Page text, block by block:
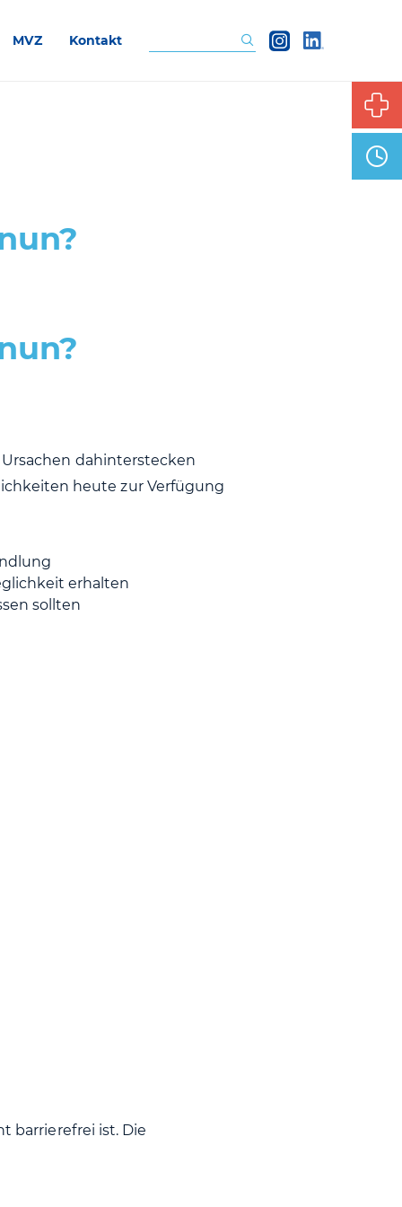
MVZ Kontakt
dahinterstecken
heute zur Verfügung
erhalten
sollten
barrierefrei ist. Die